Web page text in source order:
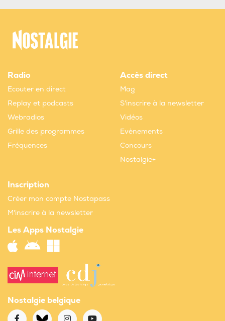
Radio
Ecouter en direct
Replay et podcasts
Webradios
Grille des programmes
Fréquences
Accès direct
Mag
S'inscrire à la newsletter
Vidéos
Evènements
Concours
Nostalgie+
Inscription
Créer mon compte Nostapass
M'inscrire à la newsletter
Les Apps Nostalgie
Nostalgie belgique